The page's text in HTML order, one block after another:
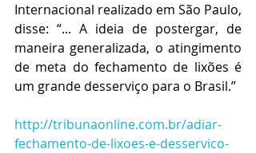
Internacional realizado em São Paulo,
disse: “... A ideia de postergar, de
maneira generalizada, o atingimento
de meta do fechamento de lixões é
um grande desserviço para o Brasil.”
http://tribunaonline.com.br/adiar-
fechamento-de-lixoes-e-desservico-